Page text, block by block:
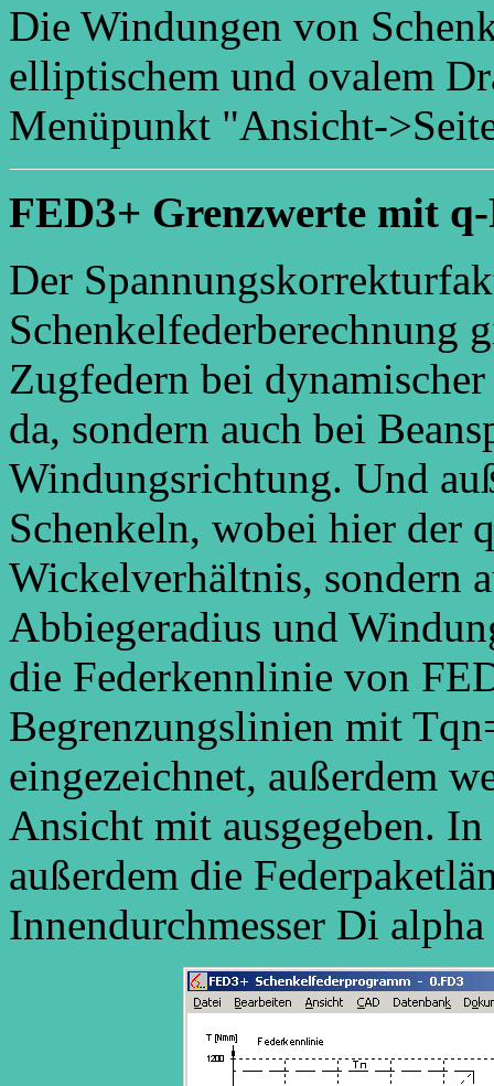
Die Windungen von
elliptischem und ovalem
Menüpunkt "Ansicht-
FED3+ Grenzwerte mit
Der
Zugfedern bei
da, sondern auch bei
Windungsrichtung. Und
Schenkeln, wobei hier der
Wickelverhältnis, sondern
Abbiegeradius und
die Federkennlinie von
Begrenzungslinien mit
eingezeichnet, außerdem
Ansicht mit ausgegeben.
außerdem die
Innendurchmesser Di